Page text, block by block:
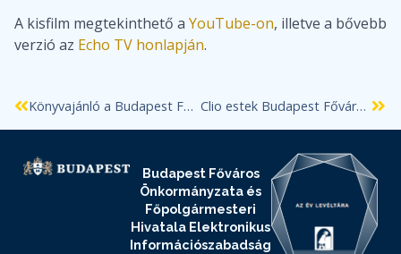
A kisfilm megtekinthető a YouTube-on, illetve a bővebb
verzió az Echo TV honlapján.
Könyvajánló a Budapest Főváros Levéltárában őrzött Bodoky-Biberauer gyűjtemény kapcsán Clio estek Budapest Főváros Levéltárában
Budapest Főváros
Önkormányzata és
Főpolgármesteri
Hivatala Elektronikus
Információszabadság